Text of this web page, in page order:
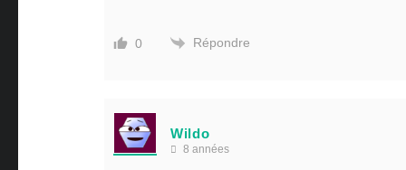
0 Répondre
Wildo
8 années